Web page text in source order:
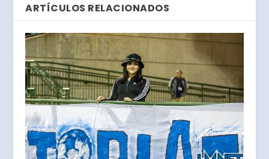
ARTÍCULOS RELACIONADOS